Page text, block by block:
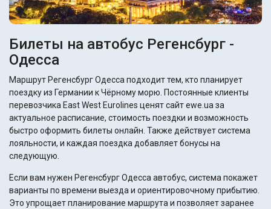
Билеты на автобус Регенсбург -
Одесса
Маршрут Регенсбург Одесса подходит тем, кто планирует
поездку из Германии к Чёрному морю. Постоянные клиенты
перевозчика East West Eurolines ценят сайт ewe.ua за
актуальное расписание, стоимость поездки и возможность
быстро оформить билеты онлайн. Также действует система
лояльности, и каждая поездка добавляет бонусы на
следующую.
Если вам нужен Регенсбург Одесса автобус, система покажет
варианты по времени выезда и ориентировочному прибытию.
Это упрощает планирование маршрута и позволяет заранее